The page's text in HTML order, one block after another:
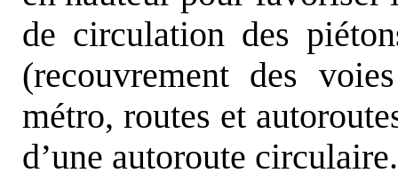
de circulation des
(recouvrement des
métro, routes et
d’une autoroute circulaire.